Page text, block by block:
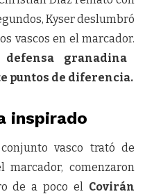
Kyser deslumbró
vascos en el marcador.
granadina
puntos de diferencia.
inspirado
vasco trató de
marcador, comenzaron
de a poco el Covirán